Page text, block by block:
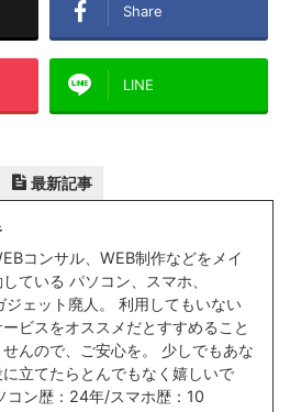
Share
LINE
最新記事
コンサル、WEB制作などをメイ
ている パソコン、スマホ、
ジェット廃人。 利用してもいない
ビスをオススメだとすすめること
んので、ご安心を。 少しでもあな
立てたらとんでもなく嬉しいで
コン歴：24年/スマホ歴：10